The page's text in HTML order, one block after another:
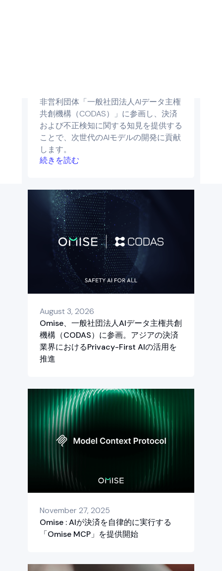
非営利団体「一般社団法人AIデータ主権
共創機構（CODAS）」に参画し、決済
および不正検知に関する知見を提供する
ことで、次世代のAIモデルの開発に貢献
します。
続きを読む
August 3, 2026
Omise、一般社団法人AIデータ主権共創
機構（CODAS）に参画。アジアの決済
業界におけるPrivacy-First AIの活用を
推進
November 27, 2025
Omise : AIが決済を自律的に実行する
「Omise MCP」を提供開始